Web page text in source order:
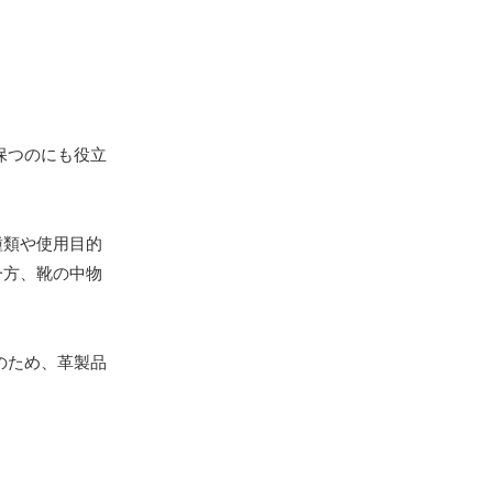
つのにも役立
や使用目的
、靴の中物
ため、革製品